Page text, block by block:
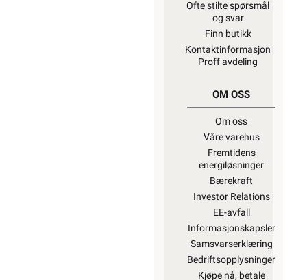
Ofte stilte spørsmål
og svar
Finn butikk
Kontaktinformasjon
Proff avdeling
OM OSS
Om oss
Våre varehus
Fremtidens
energiløsninger
Bærekraft
Investor Relations
EE-avfall
Informasjonskapsler
Samsvarserklæring
Bedriftsopplysninger
Kjøpe nå, betale